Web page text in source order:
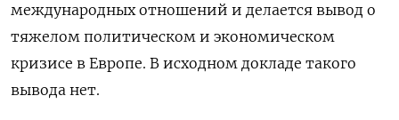
международных отношений и делается вывод о
тяжелом политическом и экономическом
кризисе в Европе. В исходном докладе такого
вывода нет.